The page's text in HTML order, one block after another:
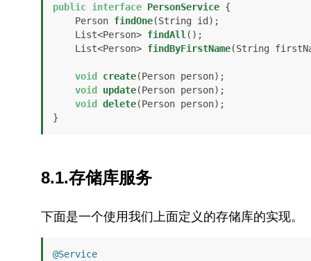
public interface PersonService {
    Person
findOne(String id) ;
    List<Person>
findAll () ;
    List<Person>
findByFirstName(String
void create(Person person) ;
void
update(Person person) ;
void
delete(Person person) ;
}
8.1.存储库服务
下面是一个使用我们上面定义的存储库的实现。
@Service